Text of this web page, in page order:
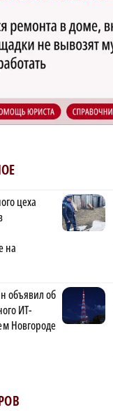
цеха
на
объявил об
ИТ-
Новгороде